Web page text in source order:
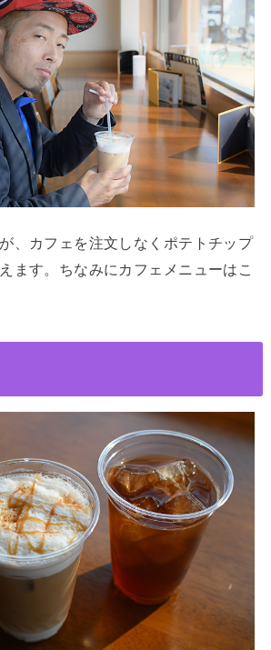
、カフェを注文しなくポテトチップ
ます。ちなみにカフェメニューはこ